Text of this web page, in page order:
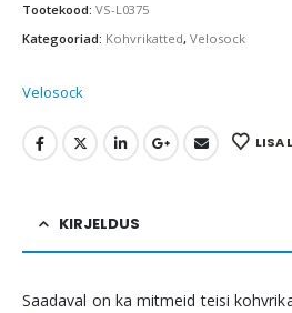
Tootekood: VS-L0375
Kategooriad: Kohvrikatted, Velosock
Velosock
LISA
KIRJELDUS
Saadaval on ka mitmeid teisi